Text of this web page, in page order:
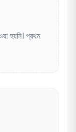
হয়নি। প্রথম